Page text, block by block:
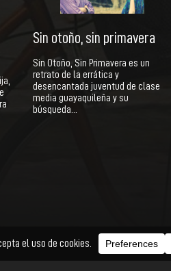
Sin otoño, sin primavera
Sin Otoño, Sin Primavera es un
retrato de la errática y
desencantada juventud de clase
media guayaquileña y su
búsqueda…
Cortometraje SeriesAcceder